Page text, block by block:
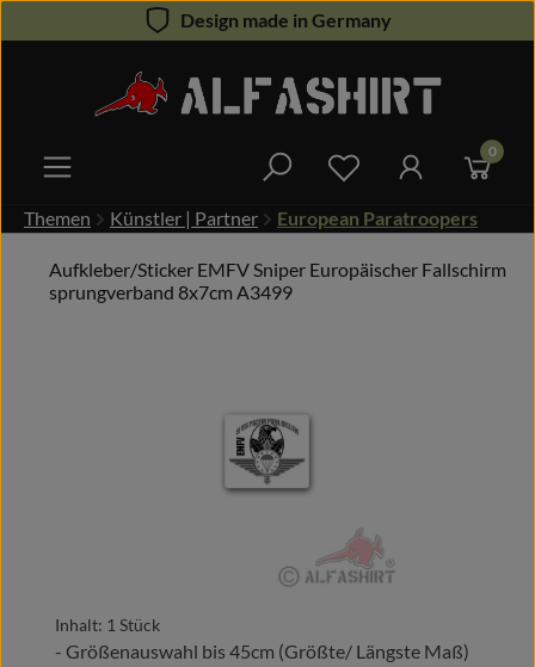
Zum Hauptinhalt springenDesign made in Germany
Du hast 0 0
Themen Künstler | Partner European Paratroopers
Aufkleber/Sticker EMFV Sniper Europäischer Fallschirm
sprungverband 8x7cm A3499
Inhalt: 1 Stück
- Größenauswahl bis 45cm (Größte/ Längste Maß)